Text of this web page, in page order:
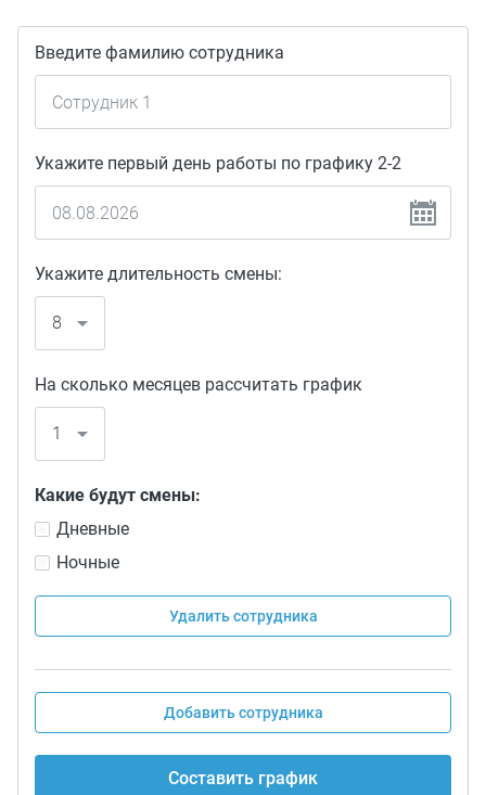
Введите фамилию сотрудника
Укажите первый день работы по графику 2-2
Укажите длительность смены:
На сколько месяцев рассчитать график
Какие будут смены:
Дневные
Ночные
Удалить сотрудника
Добавить сотрудника
Составить график